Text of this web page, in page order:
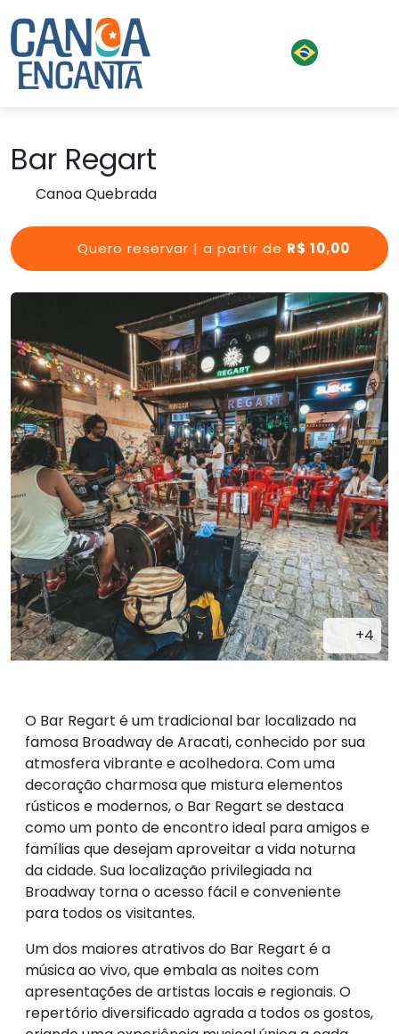
Bar Regart
Canoa Quebrada
Quero reservar | a partir de R$ 10,00
+4
O Bar Regart é um tradicional bar localizado na
famosa Broadway de Aracati, conhecido por sua
atmosfera vibrante e acolhedora. Com uma
decoração charmosa que mistura elementos
rústicos e modernos, o Bar Regart se destaca
como um ponto de encontro ideal para amigos e
famílias que desejam aproveitar a vida noturna
da cidade. Sua localização privilegiada na
Broadway torna o acesso fácil e conveniente
para todos os visitantes.
Um dos maiores atrativos do Bar Regart é a
música ao vivo, que embala as noites com
apresentações de artistas locais e regionais. O
repertório diversificado agrada a todos os gostos,